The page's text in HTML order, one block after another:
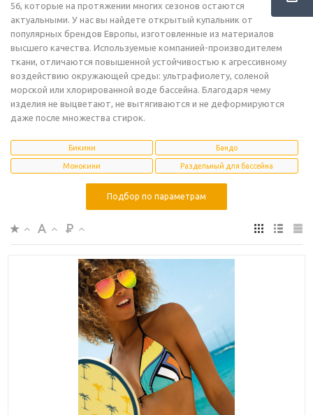
56, которые на протяжении многих сезонов остаются
актуальными. У нас вы найдете открытый купальник от
популярных брендов Европы, изготовленные из материалов
высшего качества. Используемые компанией-производителем
ткани, отличаются повышенной устойчивостью к агрессивному
воздействию окружающей среды: ультрафиолету, соленой
морской или хлорированной воде бассейна. Благодаря чему
изделия не выцветают, не вытягиваются и не деформируются
даже после множества стирок.
Бикини Бандо
Монокини Раздельный для бассейна
Подбор по параметрам